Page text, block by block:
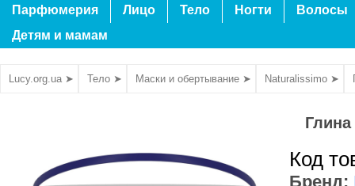
Парфюмерия Лицо Тело Ногти
Волосы
Детям и мамам
Lucy.org.ua ➤ Тело ➤ Маски и обертывание ➤ Naturalissimo ➤
Глина
Код
Бренд: